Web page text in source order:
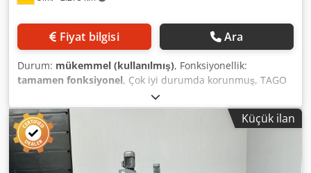
Fiyat bilgisi Ara
Durum: mükemmel (kullanılmış), Fonksiyonellik:
tamamen fonksiyonel, Çok iyi durumda korunmuş, TAGO
marka, M 100 tip, dönebilen dörtgen tabla özellikli radyal
matkap. Menzil: 1000 mm Dedpfjzrzlcox Abaswa
Küçük ilan